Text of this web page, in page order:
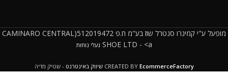
מופעל ע"י קמינרו סנטרל שוז בע"מ ח.פ 512019472(CAMINARO CENTRAL
SHOE LTD - <a נעלי נוחות
CREATED BY EcommerceFactory שיווק באינטרנט - שטיק מדיה